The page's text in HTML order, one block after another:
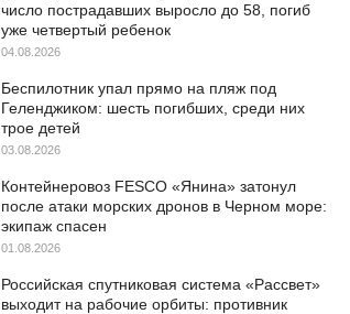
число пострадавших выросло до 58, погиб
уже четвертый ребенок
04.08.2026
Беспилотник упал прямо на пляж под
Геленджиком: шесть погибших, среди них
трое детей
03.08.2026
Контейнеровоз FESCO «Янина» затонул
после атаки морских дронов в Черном море:
экипаж спасен
01.08.2026
Российская спутниковая система «Рассвет»
выходит на рабочие орбиты: противник